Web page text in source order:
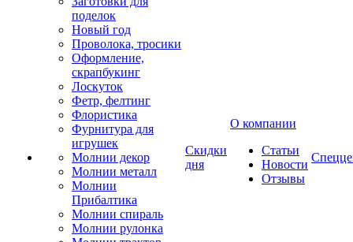
поделок
Новый год
Проволока, тросики
Оформление,
скрапбукинг
Лоскуток
Фетр, фелтинг
Флористика
Фурнитура для
игрушек
Молнии декор
Молнии металл
Молнии
Прибалтика
Молнии спираль
Молнии рулонка
Скидки
дня
О компании
Статьи
Новости
Отзывы